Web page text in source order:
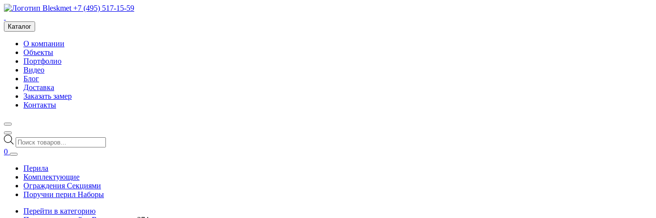
+7 (495) 517-15-59
Каталог
О компании
Объекты
Портфолио
Видео
Блог
Доставка
Заказать замер
Контакты
Поиск
товаров
0
Перила
Комплектующие
Ограждения Секциями
Поручни перил Наборы
Перейти в категорию